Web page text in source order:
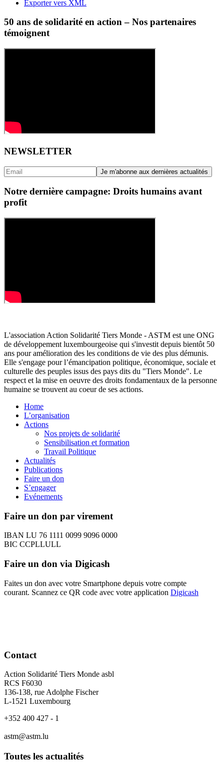
Exporter vers XML
50 ans de solidarité en action – Nos partenaires
témoignent
NEWSLETTER
Notre dernière campagne: Droits humains avant
profit
L'association Action Solidarité Tiers Monde - ASTM est une ONG
de développement luxembourgeoise qui s'investit depuis bientôt 50
ans pour amélioration des les conditions de vie des plus démunis.
Elle s'engage pour l’émancipation politique, économique, sociale et
culturelle des peuples issus des pays dits du "Tiers Monde". Le
respect et la mise en oeuvre des droits fondamentaux de la personne
humaine se trouvent au coeur de ses actions.
Home
L’organisation
Actions
Nos projets de solidarité
Sensibilisation et formation
Travail Politique
Actualités
Publications
Faire un don
S’engager
Evénements
Faire un don par virement
IBAN LU 76 1111 0099 9096 0000
BIC CCPLLULL
Faire un don via Digicash
Faites un don avec votre Smartphone depuis votre compte
courant. Scannez ce QR code avec votre application Digicash
Contact
Action Solidarité Tiers Monde asbl
RCS F6030
136-138, rue Adolphe Fischer
L-1521 Luxembourg
+352 400 427 - 1
astm@astm.lu
Toutes les actualités